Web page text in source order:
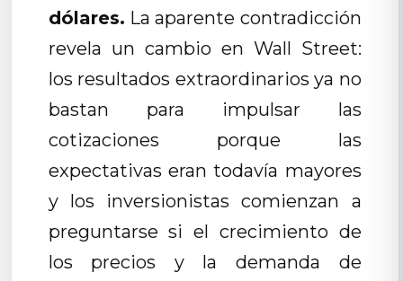
dólares. La aparente contradicción
revela un cambio en Wall Street:
los resultados extraordinarios ya no
bastan para impulsar las
cotizaciones porque las
expectativas eran todavía mayores
y los inversionistas comienzan a
preguntarse si el crecimiento de
los precios y la demanda de